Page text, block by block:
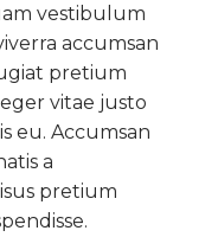
vestibulum
accumsan
pretium
vitae justo
eu. Accumsan
a
pretium